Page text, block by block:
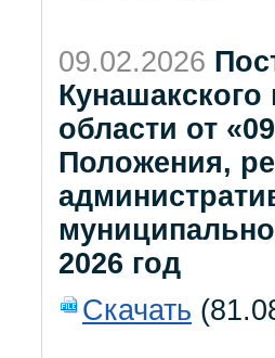
09.02.2026
области от
Положения,
2026 год
Скачать